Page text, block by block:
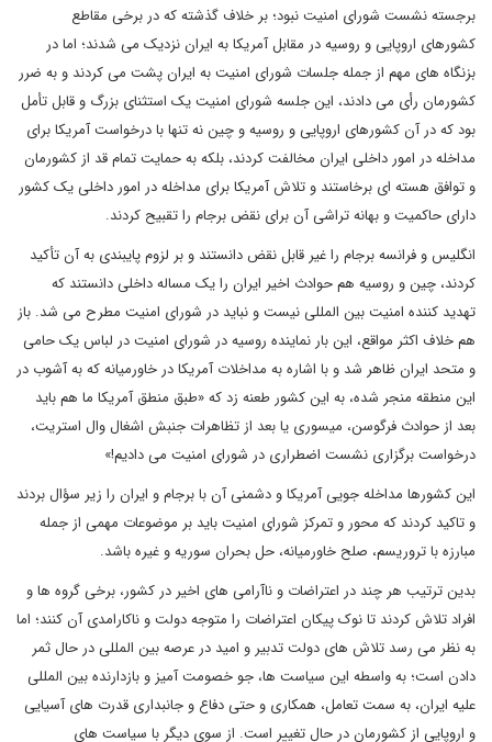
برجسته نشست شورای امنیت نبود؛ بر خلاف گذشته که در برخی مقاطع
کشورهای اروپایی و روسیه در مقابل آمریکا به ایران نزدیک می شدند؛ اما در
بزنگاه های مهم از جمله جلسات شورای امنیت به ایران پشت می کردند و به ضرر
کشورمان رأی می دادند، این جلسه شورای امنیت یک استثنای بزرگ و قابل تأمل
بود که در آن کشورهای اروپایی و روسیه و چین نه تنها با درخواست آمریکا برای
مداخله در امور داخلی ایران مخالفت کردند، بلکه به حمایت تمام قد از کشورمان
و توافق هسته ای برخاستند و تلاش آمریکا برای مداخله در امور داخلی یک کشور
دارای حاکمیت و بهانه تراشی آن برای نقض برجام را تقبیح کردند.
انگلیس و فرانسه برجام را غیر قابل نقض دانستند و بر لزوم پایبندی به آن تأکید
کردند، چین و روسیه هم حوادث اخیر ایران را یک مساله داخلی دانستند که
تهدید کننده امنیت بین المللی نیست و نباید در شورای امنیت مطرح می شد. باز
هم خلاف اکثر مواقع، این بار نماینده روسیه در شورای امنیت در لباس یک حامی
و متحد ایران ظاهر شد و با اشاره به مداخلات آمریکا در خاورمیانه که به آشوب در
این منطقه منجر شده، به این کشور طعنه زد که «طبق منطق آمریکا ما هم باید
بعد از حوادث فرگوسن، میسوری یا بعد از تظاهرات جنبش اشغال وال استریت،
درخواست برگزاری نشست اضطراری در شورای امنیت می دادیم!
»
این کشورها مداخله جویی آمریکا و دشمنی آن با برجام و ایران را زیر سؤال بردند
و تاکید کردند که محور و تمرکز شورای امنیت باید بر موضوعات مهمی از جمله
مبارزه با تروریسم، صلح خاورمیانه، حل بحران سوریه و غیره باشد.
بدین ترتیب هر چند در اعتراضات و ناآرامی های اخیر در کشور، برخی گروه ها و
افراد تلاش کردند تا نوک پیکان اعتراضات را متوجه دولت و ناکارامدی آن کنند؛ اما
به نظر می رسد تلاش های دولت تدبیر و امید در عرصه بین المللی در حال ثمر
دادن است؛ به واسطه این سیاست ها، جو خصومت آمیز و بازدارنده بین المللی
علیه ایران، به سمت تعامل، همکاری و حتی دفاع و جانبداری قدرت های آسیایی
و اروپایی از کشورمان در حال تغییر است. از سوی دیگر با سیاست های